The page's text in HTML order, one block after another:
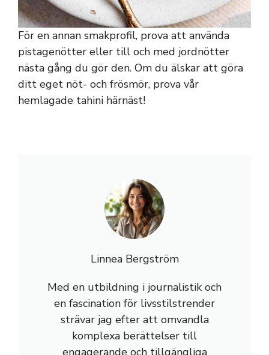
För en annan smakprofil, prova att använda
pistagenötter eller till och med jordnötter
nästa gång du gör den. Om du älskar att göra
ditt eget nöt- och frösmör, prova vår
hemlagade tahini härnäst!
Linnea Bergström
Med en utbildning i journalistik och
en fascination för livsstilstrender
strävar jag efter att omvandla
komplexa berättelser till